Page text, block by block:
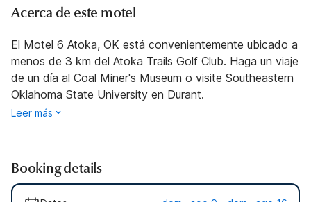
Acerca de este motel
El Motel 6 Atoka, OK está convenientemente ubicado a
menos de 3 km del Atoka Trails Golf Club. Haga un viaje
de un día al Coal Miner's Museum o visite Southeastern
Oklahoma State University en Durant.
Leer más
Booking details